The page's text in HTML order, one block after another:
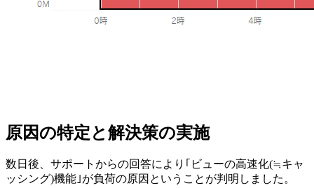
原因の特定と解決策の実施
数日後、サポートからの回答により｢ビューの高速化(≒キャ
ッシング)機能｣が負荷の原因ということが判明しました。